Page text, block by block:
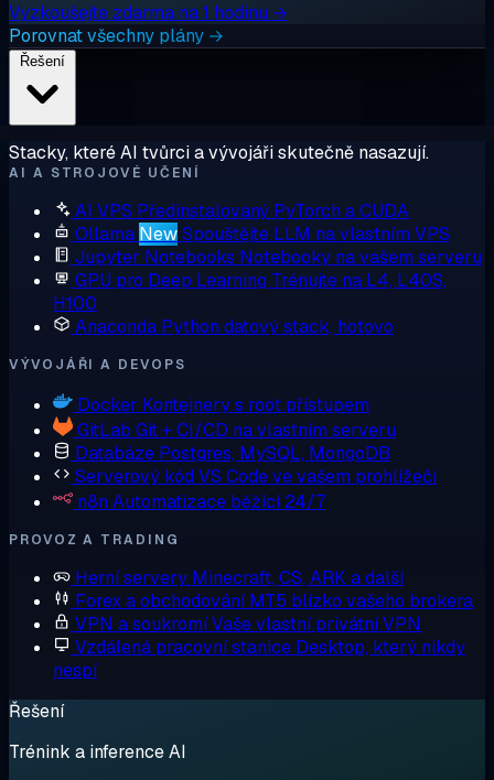
Vyzkoušejte zdarma na 1 hodinu →
Porovnat všechny plány →
Stacky, které AI tvůrci a vývojáři skutečně nasazují.
AI A STROJOVÉ UČENÍ
AI VPS Předinstalovaný PyTorch a CUDA
Ollama NewSpouštějte LLM na vlastním VPS
Jupyter Notebooks Notebooky na vašem serveru
GPU pro Deep Learning Trénujte na L4, L40S,
H100
Anaconda Python datový stack, hotovo
VÝVOJÁŘI A DEVOPS
Docker Kontejnery s root přístupem
GitLab Git + CI/CD na vlastním serveru
Databáze Postgres, MySQL, MongoDB
Serverový kód VS Code ve vašem prohlížeči
n8n Automatizace běžící 24/7
PROVOZ A TRADING
Herní servery Minecraft, CS, ARK a další
Forex a obchodování MT5 blízko vašeho brokera
VPN a soukromíVaše vlastní privátní VPN
Vzdálená pracovní stanice Desktop, který nikdy
nespí
Řešení
Trénink a inference AI